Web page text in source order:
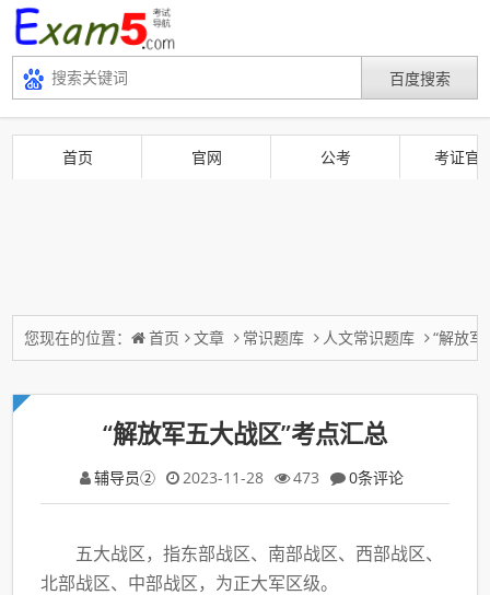
首页 官网 公考 考证官
您现在的位置： 首页 文章 常识题库 人文常识题库 “解放
“解放军五大战区”考点汇总
辅导员② 2023-11-28 473 0条评论
五大战区，指东部战区、南部战区、西部战区、
北部战区、中部战区，为正大军区级。